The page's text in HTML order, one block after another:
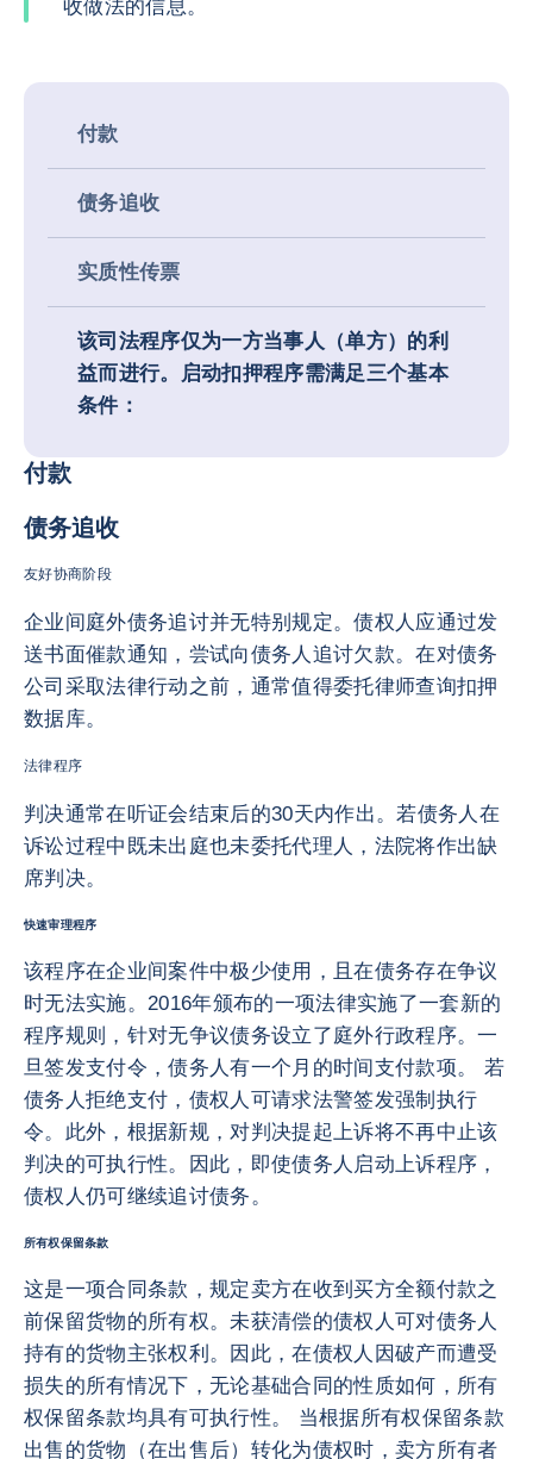
收做法的信息。
付款
债务追收
实质性传票
该司法程序仅为一方当事人（单方）的利
益而进行。启动扣押程序需满足三个基本
条件：
付款
债务追收
友好协商阶段
企业间庭外债务追讨并无特别规定。债权人应通过发
送书面催款通知，尝试向债务人追讨欠款。在对债务
公司采取法律行动之前，通常值得委托律师查询扣押
数据库。
法律程序
判决通常在听证会结束后的30天内作出。若债务人在
诉讼过程中既未出庭也未委托代理人，法院将作出缺
席判决。
快速审理程序
该程序在企业间案件中极少使用，且在债务存在争议
时无法实施。2016年颁布的一项法律实施了一套新的
程序规则，针对无争议债务设立了庭外行政程序。一
旦签发支付令，债务人有一个月的时间支付款项。 若
债务人拒绝支付，债权人可请求法警签发强制执行
令。此外，根据新规，对判决提起上诉将不再中止该
判决的可执行性。因此，即使债务人启动上诉程序，
债权人仍可继续追讨债务。
所有权保留条款
这是一项合同条款，规定卖方在收到买方全额付款之
前保留货物的所有权。未获清偿的债权人可对债务人
持有的货物主张权利。因此，在债权人因破产而遭受
损失的所有情况下，无论基础合同的性质如何，所有
权保留条款均具有可执行性。 当根据所有权保留条款
出售的货物（在出售后）转化为债权时，卖方所有者